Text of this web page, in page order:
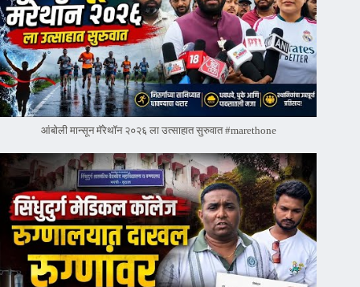
आंबोली मान्सून मॅरेथॉन २०२६ ला उत्साहात सुरुवात #marethone